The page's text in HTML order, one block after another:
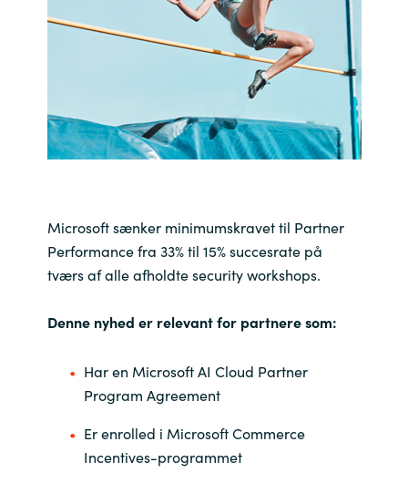
France
Hungary
Iceland
India
Kingdom of Saudi Arabia
Kuwait
Microsoft sænker minimumskravet til Partner
Performance fra 33% til 15% succesrate på
tværs af alle afholdte security workshops.
Denne nyhed er relevant for partnere som:
Har en Microsoft AI Cloud Partner
Program Agreement
Er enrolled i Microsoft Commerce
Incentives-programmet